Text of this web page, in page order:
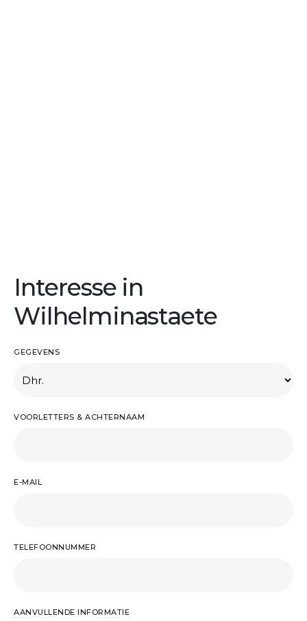
Interesse in
Wilhelminastaete
GEGEVENS
VOORLETTERS & ACHTERNAAM
E-MAIL
TELEFOONNUMMER
AANVULLENDE INFORMATIE